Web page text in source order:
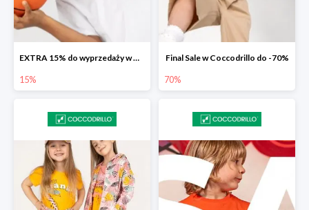
EXTRA 15% do wyprzedaży w Coccodrillo
15%
Final Sale w Coccodrillo do -70%
70%